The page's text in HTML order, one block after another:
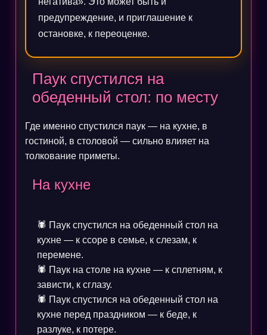
предупреждение, и приглашение к
остановке, к переоценке.
Паук спустился на
обеденный стол: по месту
Где именно спустился паук — на кухне, в
гостиной, в столовой — сильно влияет на
толкование приметы.
На кухне
🕷️ Паук спустился на обеденный стол на
кухне — к ссоре в семье, к слезам, к
перемене.
🕷️ Паук на столе на кухне — к сплетням, к
зависти, к сглазу.
🕷️ Паук спустился на обеденный стол на
кухне перед праздником — к беде, к
разлуке, к потере.